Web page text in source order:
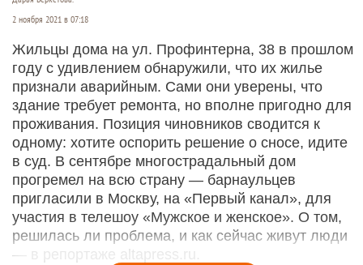
2 ноября 2021 в 07:18
Жильцы дома на ул. Профинтерна, 38 в прошлом
году с удивлением обнаружили, что их жилье
признали аварийным. Сами они уверены, что
здание требует ремонта, но вполне пригодно для
проживания. Позиция чиновников сводится к
одному: хотите оспорить решение о сносе, идите
в суд. В сентябре многострадальный дом
прогремел на всю страну — барнаульцев
пригласили в Москву, на «Первый канал», для
участия в телешоу «Мужское и женское». О том,
решилась ли проблема, и как сейчас живут люди
— в репортаже altapress.ru.